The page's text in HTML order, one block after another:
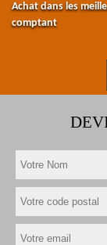
Achat dans les
comptant